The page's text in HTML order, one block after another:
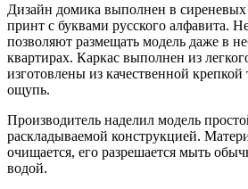
Дизайн домика выполнен в сиреневых
принт с буквами русского алфавита.
позволяют размещать модель даже в
квартирах. Каркас выполнен из
изготовлены из качественной
ощупь.
Производитель наделил модель
раскладываемой конструкцией.
очищается, его разрешается мыть
водой.